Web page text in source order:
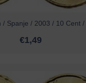
/ Spanje / 2003 / 10 Cent /
€1,49